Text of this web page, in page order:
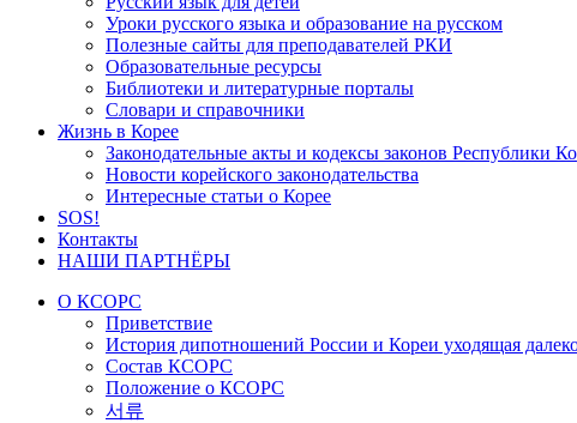
Уроки русского языка и образование на русском
Полезные сайты для преподавателей РКИ
Образовательные ресурсы
Библиотеки и литературные порталы
Словари и справочники
Жизнь в Корее
Законодательные акты и кодексы законов Республики
Новости корейского законодательства
Интересные статьи о Корее
SOS!
Контакты
НАШИ ПАРТНЁРЫ
О КСОРС
Приветствие
История дипотношений России и Кореи уходящая
Состав КСОРС
Положение о КСОРС
서류